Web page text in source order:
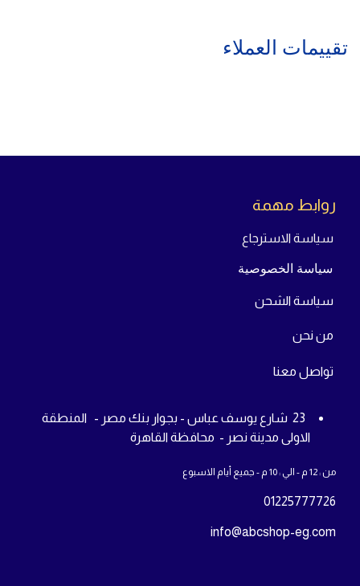
تقييمات العملاء
روابط مهمة
سياسة الاسترجاع
سياسة الخصوصية
سياسة الشحن
من نحن
تواصل معنا
23 شارع يوسف عباس - بجوار بنك مصر - المنطقة
الاولى مدينة نصر - محافظة القاهرة
من : 12 م - الي : 10 م - جميع أيام الاسبوع
01225777726
info@abcshop-eg.com